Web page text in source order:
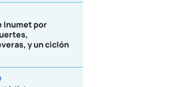
Inumet por
y un ciclón